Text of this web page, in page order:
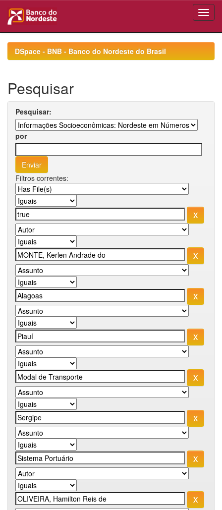
navigationDSpace - BNB - Banco do Nordeste do Brasil
Pesquisar
Pesquisar:
por
Filtros correntes: